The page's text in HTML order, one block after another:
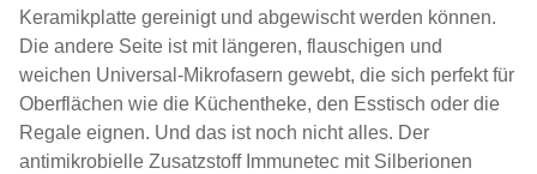
Keramikplatte gereinigt und abgewischt werden können.
Die andere Seite ist mit längeren, flauschigen und
weichen Universal-Mikrofasern gewebt, die sich perfekt für
Oberflächen wie die Küchentheke, den Esstisch oder die
Regale eignen. Und das ist noch nicht alles. Der
antimikrobielle Zusatzstoff Immunetec mit Silberionen